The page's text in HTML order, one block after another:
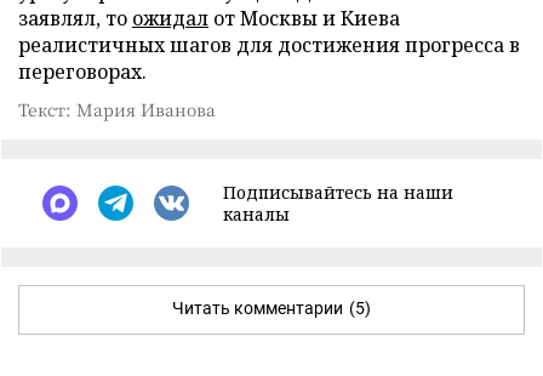
заявлял, то ожидал от Москвы и Киева
реалистичных шагов для достижения прогресса в
переговорах.
Текст: Мария Иванова
Подписывайтесь на наши
каналы
Читать комментарии (5)